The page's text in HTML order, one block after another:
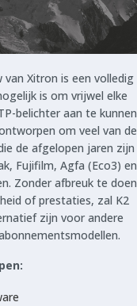
Xitron is een volledig
is om vrijwel elke
belichter aan te kunnen
om veel van de
de afgelopen jaren zijn
Fujifilm, Agfa (Eco3) en
Zonder afbreuk te doen
of prestaties, zal K2
zijn voor andere